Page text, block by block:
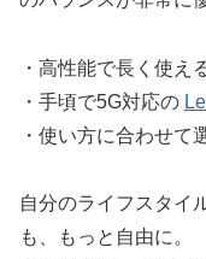
・高性能で長く使え
・手頃で5G対応の
・使い方に合わせて
自分のライフスタイ
も、もっと自由に。